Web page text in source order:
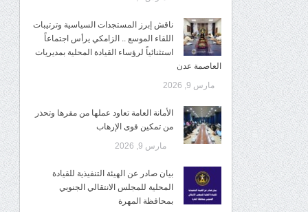
ناقش إبرز المستجدات السياسية وترتيبات
اللقاء الموسع .. الزامكي يرأس اجتماعاً
استثنائياً لرؤساء القيادة المحلية بمديريات
العاصمة عدن
مارس 9, 2026
الأمانة العامة تعاود عملها من مقرها وتحذر
من تمكين قوى الإرهاب
مارس 9, 2026
بيان صادر عن الهيئة التنفيذية للقيادة
المحلية للمجلس الانتقالي الجنوبي
بمحافظة المهرة